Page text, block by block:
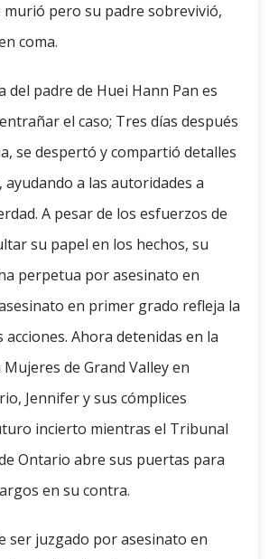
murió pero su padre sobrevivió,
coma.
del padre de Huei Hann Pan es
el caso; Tres días después
se despertó y compartió detalles
a las autoridades a
A pesar de los esfuerzos de
su papel en los hechos, su
perpetua por asesinato en
en primer grado refleja la
acciones. Ahora detenidas en la
de Grand Valley en
Jennifer y sus cómplices
incierto mientras el Tribunal
Ontario abre sus puertas para
en su contra.
ser juzgado por asesinato en